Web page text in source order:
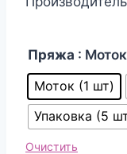
Пряжа :
Моток (1 шт)
Упаковка (5
Очистить